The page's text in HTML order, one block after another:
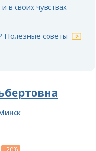
в своих чувствах
Полезные советы